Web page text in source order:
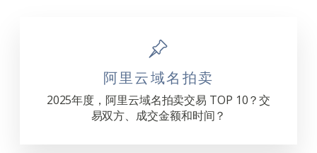
阿里云域名拍卖
2025年度，阿里云域名拍卖交易 TOP 10？交
易双方、成交金额和时间？